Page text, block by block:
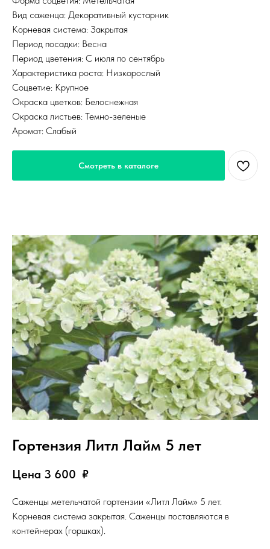
Вид саженца: Декоративный кустарник
Корневая система: Закрытая
Период посадки: Весна
Период цветения: С июля по сентябрь
Характеристика роста: Низкорослый
Соцветие: Крупное
Окраска цветков: Белоснежная
Окраска листьев: Темно-зеленые
Аромат: Слабый
Смотреть в каталоге
Гортензия Литл Лайм 5 лет
Цена 3 600 ₽
Саженцы метельчатой гортензии «Литл Лайм» 5 лет.
Корневая система закрытая. Саженцы поставляются в
контейнерах (горшках).